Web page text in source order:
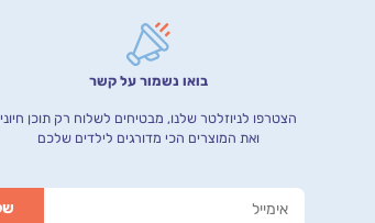
בואו נשמור על קשר
הצטרפו לניוזלטר שלנו, מבטיחים לשלוח רק תוכן חיוני
ואת המוצרים הכי מדורגים לילדים שלכם